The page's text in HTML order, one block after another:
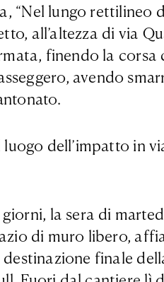
“​​Nel lungo rettilineo
all’altezza di via
finendo la corsa
avendo
dell’impatto in
la sera di
di muro libero,
finale